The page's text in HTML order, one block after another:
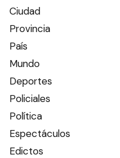
Ciudad
Provincia
País
Mundo
Deportes
Policiales
Política
Espectáculos
Edictos